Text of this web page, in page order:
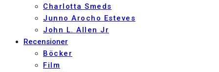
Charlotta Smeds
Junno Arocho Esteves
John L. Allen Jr
Recensioner
Böcker
Film